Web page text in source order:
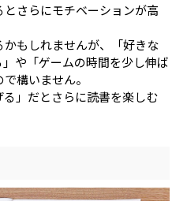
さらにモチベーションが高
もしれませんが、「好きな
や「ゲームの時間を少し伸ば
構いません。
る」だとさらに読書を楽しむ